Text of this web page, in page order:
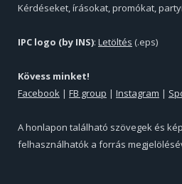
Kérdéseket, írásokat, promókat,
IPC logo (by INS): Letöltés (.eps)
Kövess minket!
Facebook | FB group | Instagram |
A honlapon található szövegek és
felhasználhatók a forrás